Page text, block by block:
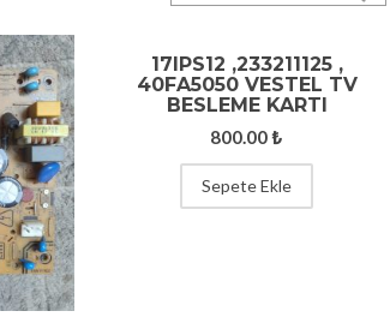
17IPS12 ,233211125 ,
40FA5050 VESTEL TV
BESLEME KARTI
800.00₺
Sepete Ekle